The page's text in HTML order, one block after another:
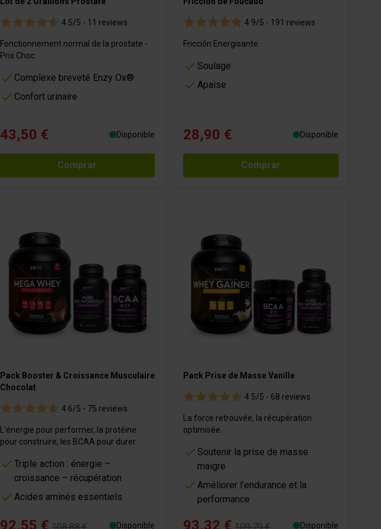
4.5/5 - 11 reviews
Fonctionnement normal de la prostate -
Prix Choc
Complexe breveté Enzy Ox®
Confort urinaire
43,50 € Disponible
Comprar
4.9/5 - 191 reviews
Fricción Energisante
Soulage
Apaise
28,90 € Disponible
Comprar
Pack Booster & Croissance Musculaire
Chocolat
4.6/5 - 75 reviews
L’énergie pour performer, la protéine
pour construire, les BCAA pour durer.
Triple action : énergie –
croissance – récupération
Acides aminés essentiels
92,55 € Disponible
Pack Prise de Masse Vanille
4.5/5 - 68 reviews
La force retrouvée, la récupération
optimisée.
Soutenir la prise de masse
maigre
Améliorer l’endurance et la
performance
93,32 € Disponible